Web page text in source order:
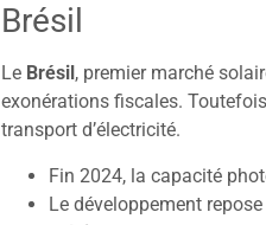
Brésil
Le Brésil , premier marché
exonérations fiscales.
transport d’électricité.
Fin 2024, la capacité
Le développement